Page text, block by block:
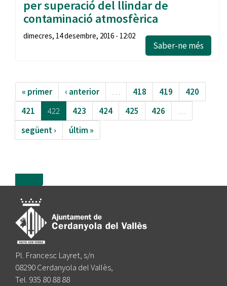
per superació del llindar de
contaminació atmosfèrica
dimecres, 14 desembre, 2016 - 12:02
Saber-ne més
« primer ‹ anterior … 418 419
420
421
422 423 424 425 426
…
següent ›
últim »
Pl. Francesc Layret, s/n
08290 Cerdanyola del Vallès,
Tel. 935 80 88 88